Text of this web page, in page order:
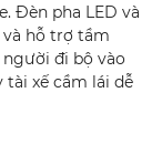
Đèn pha LED và
và hỗ trợ tầm
đi bộ vào
tài xế cầm lái dễ